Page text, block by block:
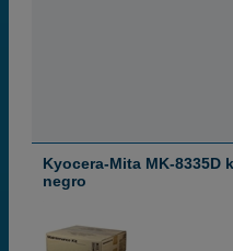
Kyocera-Mita MK-8335D
negro